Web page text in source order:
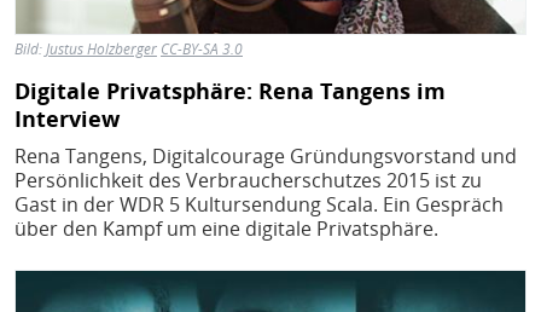
Bild:Justus Holzberger CC-BY-SA 3.0
Digitale Privatsphäre: Rena Tangens im
Interview
Rena Tangens, Digitalcourage Gründungsvorstand und
Persönlichkeit des Verbraucherschutzes 2015 ist zu
Gast in der WDR 5 Kultursendung Scala. Ein Gespräch
über den Kampf um eine digitale Privatsphäre.
Bild